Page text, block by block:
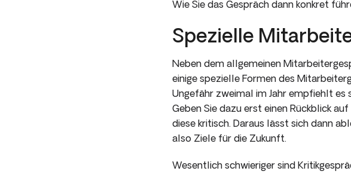
Wie Sie das Gespräch dann konkret
Spezielle
Neben dem allgemeinen
einige spezielle Formen des
Ungefähr zweimal im Jahr empfiehlt es
Geben Sie dazu erst einen Rückblick
diese kritisch. Daraus lässt sich dann
also Ziele für die Zukunft.
Wesentlich schwieriger sind